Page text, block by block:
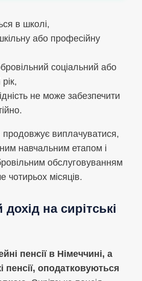
в школі,
або професійну
соціальний або
не може забезпечити
продовжує виплачуватися,
навчальним етапом і
обслуговуванням
чотирьох місяців.
на сирітські
пенсії в Німеччині, а
пенсії, оподатковуються